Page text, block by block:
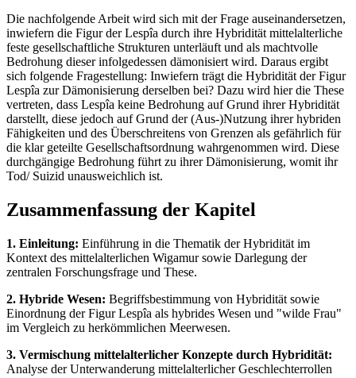
Die nachfolgende Arbeit wird sich mit der Frage auseinandersetzen,
inwiefern die Figur der Lespîa durch ihre Hybridität mittelalterliche
feste gesellschaftliche Strukturen unterläuft und als machtvolle
Bedrohung dieser infolgedessen dämonisiert wird. Daraus ergibt
sich folgende Fragestellung: Inwiefern trägt die Hybridität der Figur
Lespîa zur Dämonisierung derselben bei? Dazu wird hier die These
vertreten, dass Lespîa keine Bedrohung auf Grund ihrer Hybridität
darstellt, diese jedoch auf Grund der (Aus-)Nutzung ihrer hybriden
Fähigkeiten und des Überschreitens von Grenzen als gefährlich für
die klar geteilte Gesellschaftsordnung wahrgenommen wird. Diese
durchgängige Bedrohung führt zu ihrer Dämonisierung, womit ihr
Tod/ Suizid unausweichlich ist.
Zusammenfassung der Kapitel
1. Einleitung: Einführung in die Thematik der Hybridität im
Kontext des mittelalterlichen Wigamur sowie Darlegung der
zentralen Forschungsfrage und These.
2. Hybride Wesen: Begriffsbestimmung von Hybridität sowie
Einordnung der Figur Lespîa als hybrides Wesen und "wilde Frau"
im Vergleich zu herkömmlichen Meerwesen.
3. Vermischung mittelalterlicher Konzepte durch Hybridität:
Analyse der Unterwanderung mittelalterlicher Geschlechterrollen